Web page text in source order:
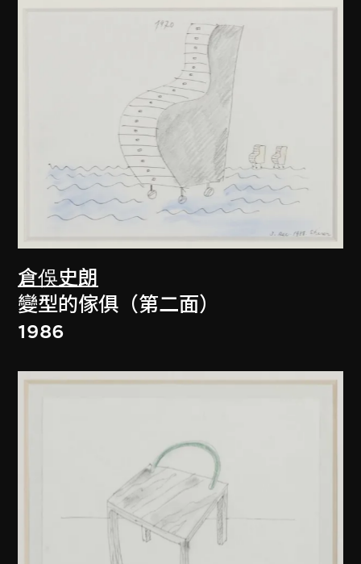
倉俁史朗
變型的傢俱（第二面）
1986